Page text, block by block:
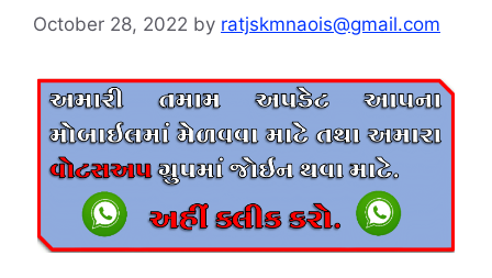
October 28, 2022 by ratjskmnaois@gmail.com